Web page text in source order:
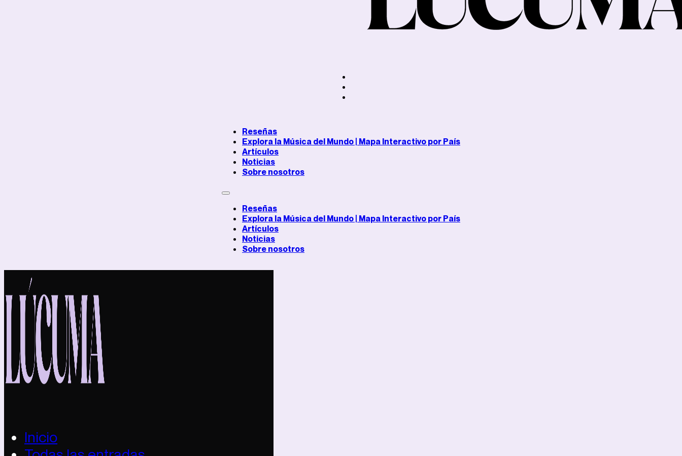
Reseñas
Explora la Música del Mundo | Mapa Interactivo por País
Artículos
Noticias
Sobre nosotros
Reseñas
Explora la Música del Mundo | Mapa Interactivo por País
Artículos
Noticias
Sobre nosotros
Inicio